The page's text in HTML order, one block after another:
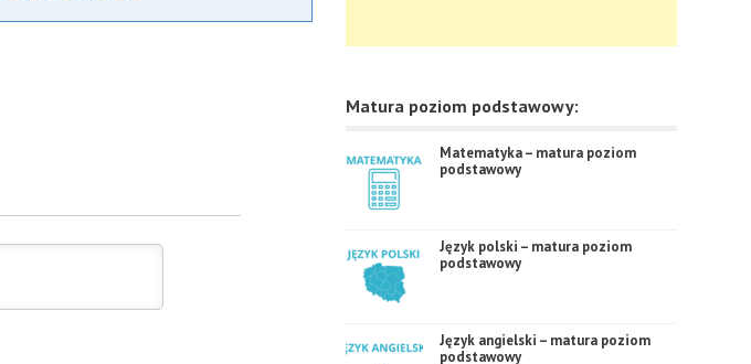
Matura poziom podstawowy:
Matematyka – matura poziom
podstawowy
Język polski – matura poziom
podstawowy
Język angielski – matura poziom
podstawowy